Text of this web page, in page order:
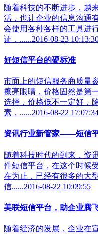
随着科技的不断进步，越
活，也让企业的信息沟通
会使用各种各样的工具进
证，......2016-08-23 10:13:30
好短信平台的硬标准
市面上的短信服务商质量
擦亮眼睛，价格固然是第
选择，价格低不一定好，
素，......2016-08-22 17:07:34
资讯行业新管家——短信
随着科技时代的到来，资
件短信平台，在这个时候
在为止，已经有很多的大
信......2016-08-22 10:09:55
美联短信平台，助企业腾
随着经济的发展，企业在